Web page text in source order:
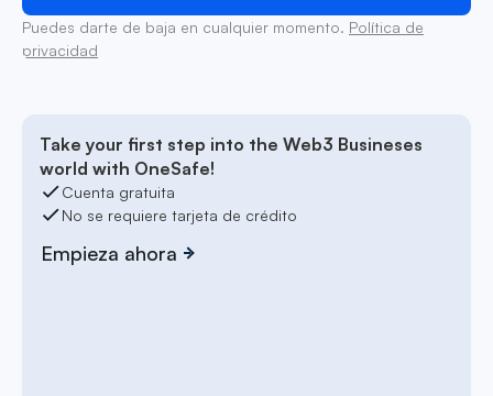
Puedes darte de baja en cualquier momento. Política de
privacidad
Take your first step into the Web3 Busineses
world with OneSafe!
Cuenta gratuita
No se requiere tarjeta de crédito
Empieza ahora